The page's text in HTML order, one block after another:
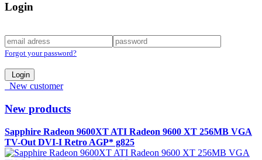
Login
Forgot your password?
Login
New customer
New products
Sapphire Radeon 9600XT ATI Radeon 9600 XT 256MB VGA
TV-Out DVI-I Retro AGP* g825